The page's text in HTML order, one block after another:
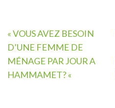
Navigation
de
l’article
« VOUS AVEZ BESOIN
D’UNE FEMME DE
MÉNAGE PAR JOUR A
HAMMAMET? «